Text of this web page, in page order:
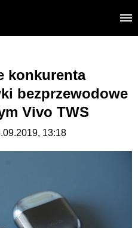
konkurenta
bezprzewodowe
Vivo TWS
13:18